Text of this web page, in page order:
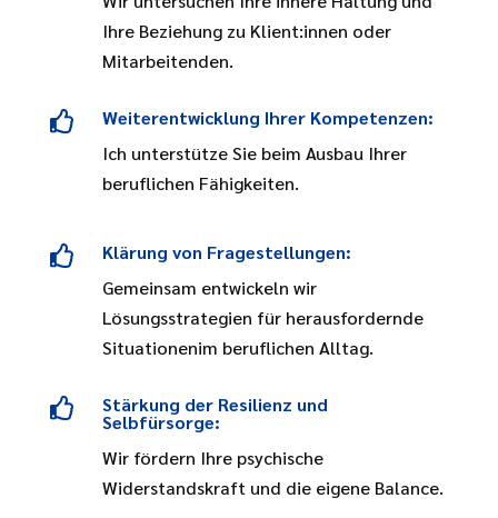
Ihre Beziehung zu Klient:innen oder
Mitarbeitenden.

Weiterentwicklung Ihrer Kompetenzen:
Ich unterstütze Sie beim Ausbau Ihrer
beruflichen Fähigkeiten.

Klärung von Fragestellungen:
Gemeinsam entwickeln wir
Lösungsstrategien für herausfordernde
Situationenim beruflichen Alltag.
 Stärkung der Resilienz und
Selbfürsorge:
Wir fördern Ihre psychische
Widerstandskraft und die eigene Balance.